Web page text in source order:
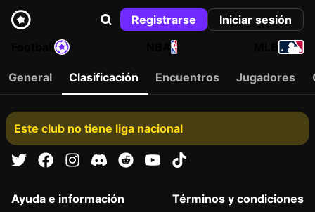
Registrarse
Iniciar sesión
NBA
General Clasificación Encuentros Jugadores
Este club no tiene liga nacional
Ayuda e información
Términos y condiciones